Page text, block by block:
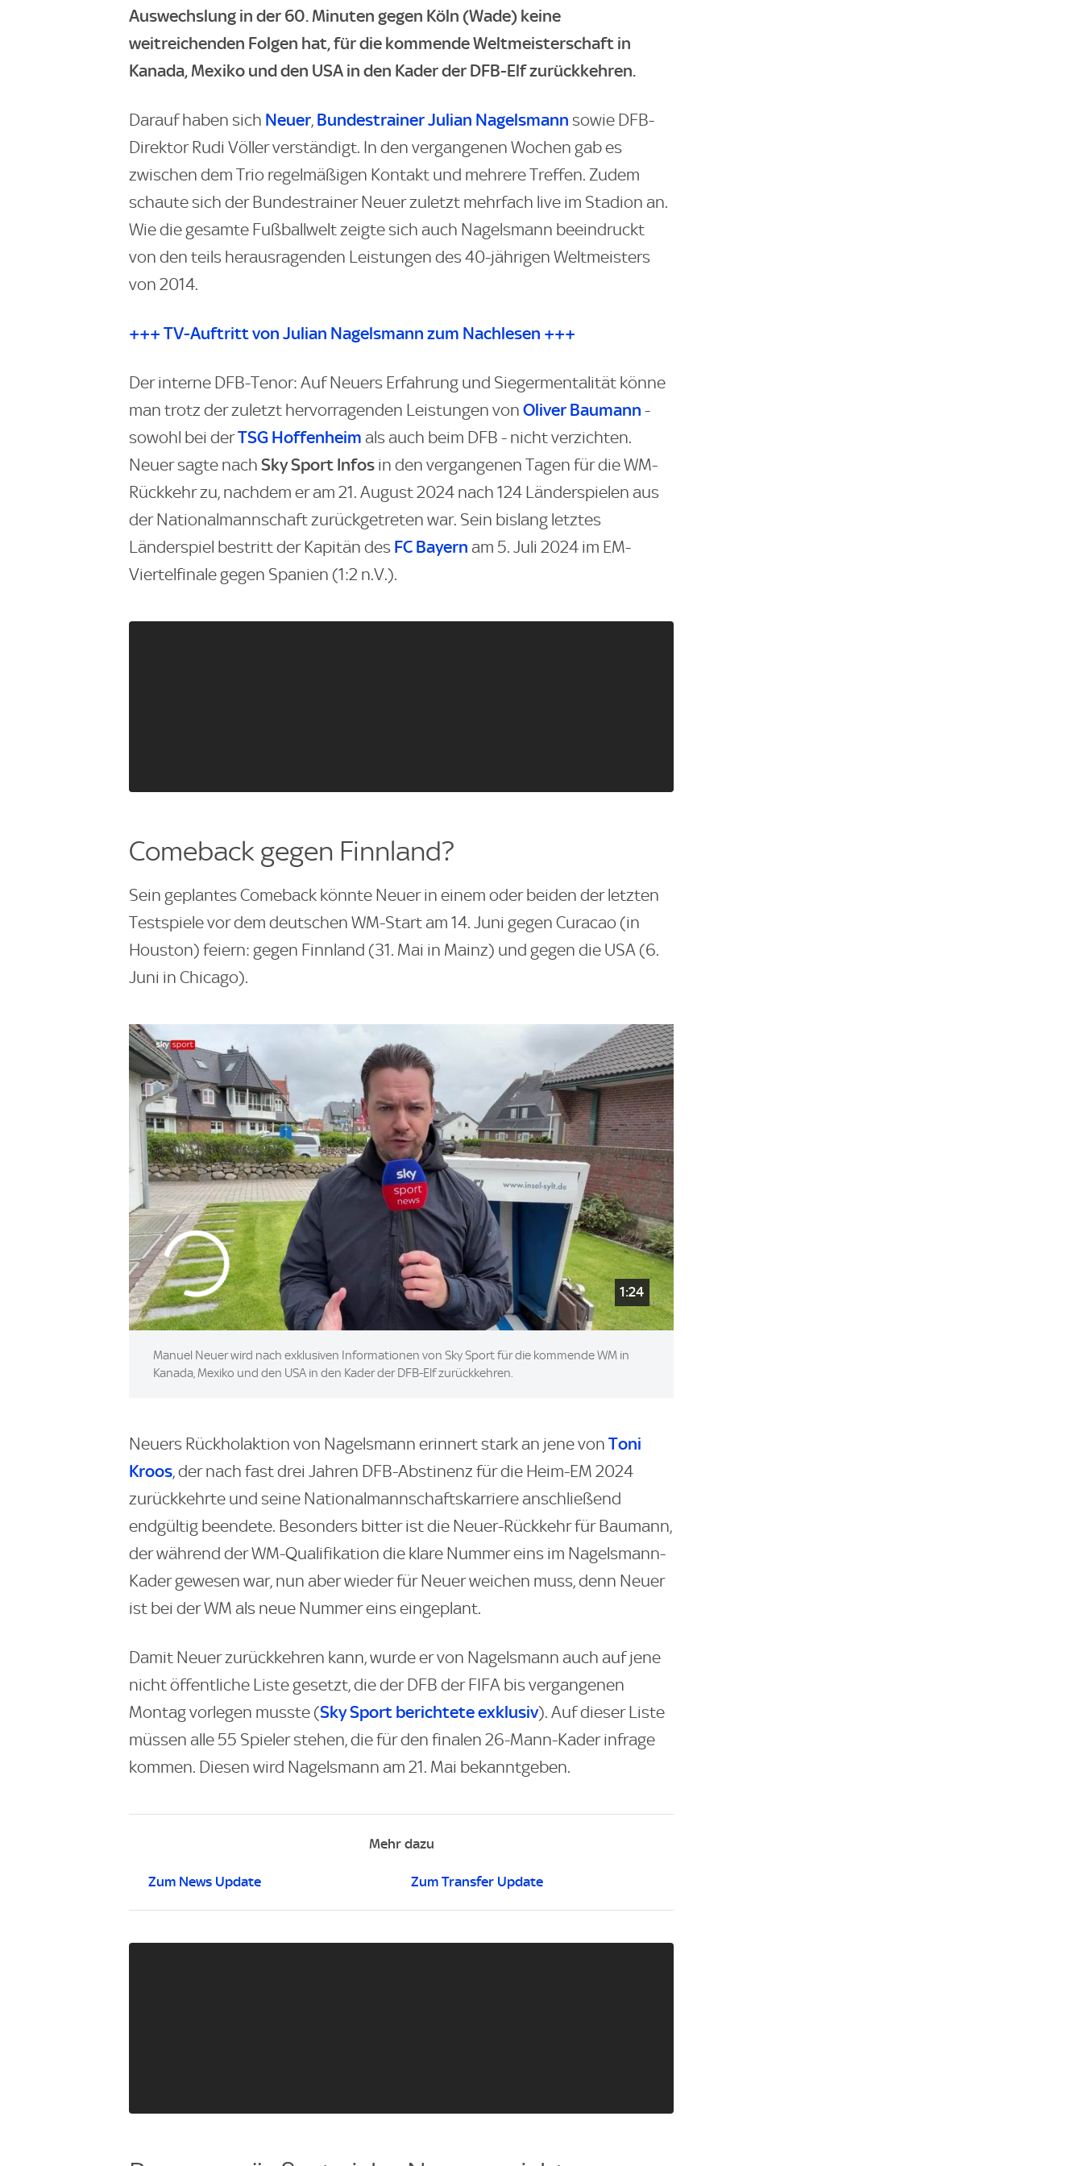
Auswechslung in der 60. Minuten gegen Köln (Wade) keine
weitreichenden Folgen hat, für die kommende Weltmeisterschaft in
Kanada, Mexiko und den USA in den Kader der DFB-Elf zurückkehren.
Darauf haben sich Neuer, Bundestrainer Julian Nagelsmann sowie DFB-
Direktor Rudi Völler verständigt. In den vergangenen Wochen gab es
zwischen dem Trio regelmäßigen Kontakt und mehrere Treffen. Zudem
schaute sich der Bundestrainer Neuer zuletzt mehrfach live im Stadion an.
Wie die gesamte Fußballwelt zeigte sich auch Nagelsmann beeindruckt
von den teils herausragenden Leistungen des 40-jährigen Weltmeisters
von 2014.
+++ TV-Auftritt von Julian Nagelsmann zum Nachlesen +++
Der interne DFB-Tenor: Auf Neuers Erfahrung und Siegermentalität könne
man trotz der zuletzt hervorragenden Leistungen von Oliver Baumann -
sowohl bei derTSG Hoffenheim als auch beim DFB - nicht verzichten.
Neuer sagte nach Sky Sport Infos in den vergangenen Tagen für die WM-
Rückkehr zu, nachdem er am 21. August 2024 nach 124 Länderspielen aus
der Nationalmannschaft zurückgetreten war. Sein bislang letztes
Länderspiel bestritt der Kapitän des FC Bayern am 5. Juli 2024 im EM-
Viertelfinale gegen Spanien (1:2 n.V.).
Comeback gegen Finnland?
Sein geplantes Comeback könnte Neuer in einem oder beiden der letzten
Testspiele vor dem deutschen WM-Start am 14. Juni gegen Curacao (in
Houston) feiern: gegen Finnland (31. Mai in Mainz) und gegen die USA (6.
Juni in Chicago).
1:24
Manuel Neuer wird nach exklusiven Informationen von Sky Sport für die kommende WM in
Kanada, Mexiko und den USA in den Kader der DFB-Elf zurückkehren.
Neuers Rückholaktion von Nagelsmann erinnert stark an jene von Toni
Kroos, der nach fast drei Jahren DFB-Abstinenz für die Heim-EM 2024
zurückkehrte und seine Nationalmannschaftskarriere anschließend
endgültig beendete. Besonders bitter ist die Neuer-Rückkehr für Baumann,
der während der WM-Qualifikation die klare Nummer eins im Nagelsmann-
Kader gewesen war, nun aber wieder für Neuer weichen muss, denn Neuer
ist bei der WM als neue Nummer eins eingeplant.
Damit Neuer zurückkehren kann, wurde er von Nagelsmann auch auf jene
nicht öffentliche Liste gesetzt, die der DFB der FIFA bis vergangenen
Montag vorlegen musste (Sky Sport berichtete exklusiv). Auf dieser Liste
müssen alle 55 Spieler stehen, die für den finalen 26-Mann-Kader infrage
kommen. Diesen wird Nagelsmann am 21. Mai bekanntgeben.
Mehr dazu
Zum News Update Zum Transfer Update